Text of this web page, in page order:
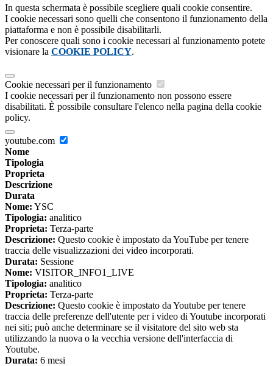
In questa schermata è possibile scegliere quali cookie consentire.
I cookie necessari sono quelli che consentono il funzionamento della
piattaforma e non è possibile disabilitarli.
Per conoscere quali sono i cookie necessari al funzionamento potete
visionare la COOKIE POLICY.
Cookie necessari per il funzionamento
I cookie necessari per il funzionamento non possono essere
disabilitati. È possibile consultare l'elenco nella pagina della cookie
policy.
youtube.com
Nome
Tipologia
Proprieta
Descrizione
Durata
Nome: YSC
Tipologia: analitico
Proprieta: Terza-parte
Descrizione: Questo cookie è impostato da YouTube per tenere
traccia delle visualizzazioni dei video incorporati.
Durata: Sessione
Nome: VISITOR_INFO1_LIVE
Tipologia: analitico
Proprieta: Terza-parte
Descrizione: Questo cookie è impostato da Youtube per tenere
traccia delle preferenze dell'utente per i video di Youtube incorporati
nei siti; può anche determinare se il visitatore del sito web sta
utilizzando la nuova o la vecchia versione dell'interfaccia di
Youtube.
Durata: 6 mesi